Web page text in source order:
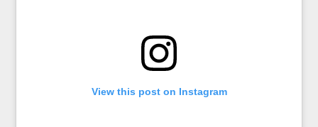
View this post on Instagram